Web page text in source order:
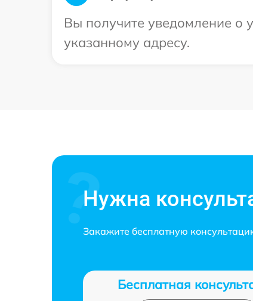
Вы получите уведомление о
указанному адресу.
Нужна
Закажите бесплатную
Бесплатная